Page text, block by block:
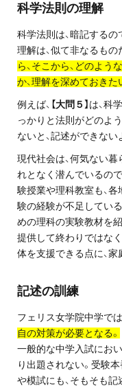
受付
お問
科学法則の理解
科学法則は、暗記するの
理解は、似て非なるもの
ら、そこから、どのよ
か、理解を深めておきた
例えば、 【大問５】 は、科
っかりと法則がどのよ
ないと、記述ができない
現代社会は、何気ない
れとなく潜んでいるの
験授業や理科教室も、
験の経験が不足してい
めの理科の実験教材を
提供して終わりではな
体を支援できる点に、家
記述の訓練
フェリス女学院中学では
自の対策が必要となる。
一般的な中学入試にお
り出題されない。受験
や模試にも、そもそも